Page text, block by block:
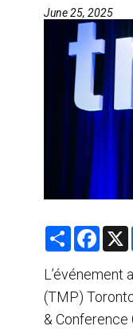
AGENTS DE VOYAGE
FORMATION &
June 25, 2025
S
r
e
F
e
b
o
k
X
L’événement
(TMP)
&